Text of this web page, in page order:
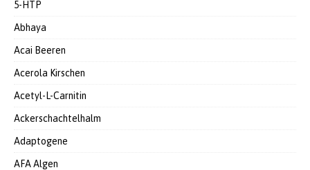
5-HTP
Abhaya
Acai Beeren
Acerola Kirschen
Acetyl-L-Carnitin
Ackerschachtelhalm
Adaptogene
AFA Algen